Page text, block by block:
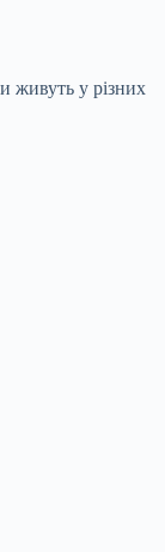
живуть у різних